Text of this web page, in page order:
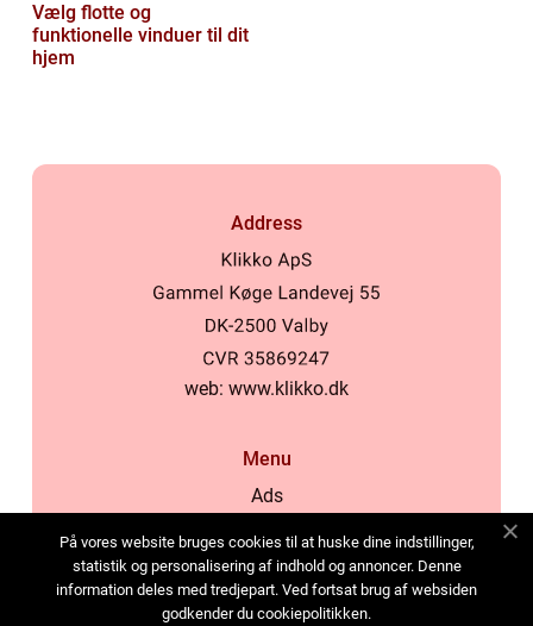
Vælg flotte og
funktionelle vinduer til dit
hjem
Address
web: www.klikko.dk
Menu
Ads
Cookies
Contact
På vores website bruges cookies til at huske dine indstillinger,
statistik og personalisering af indhold og annoncer. Denne
information deles med tredjepart. Ved fortsat brug af websiden
godkender du cookiepolitikken.